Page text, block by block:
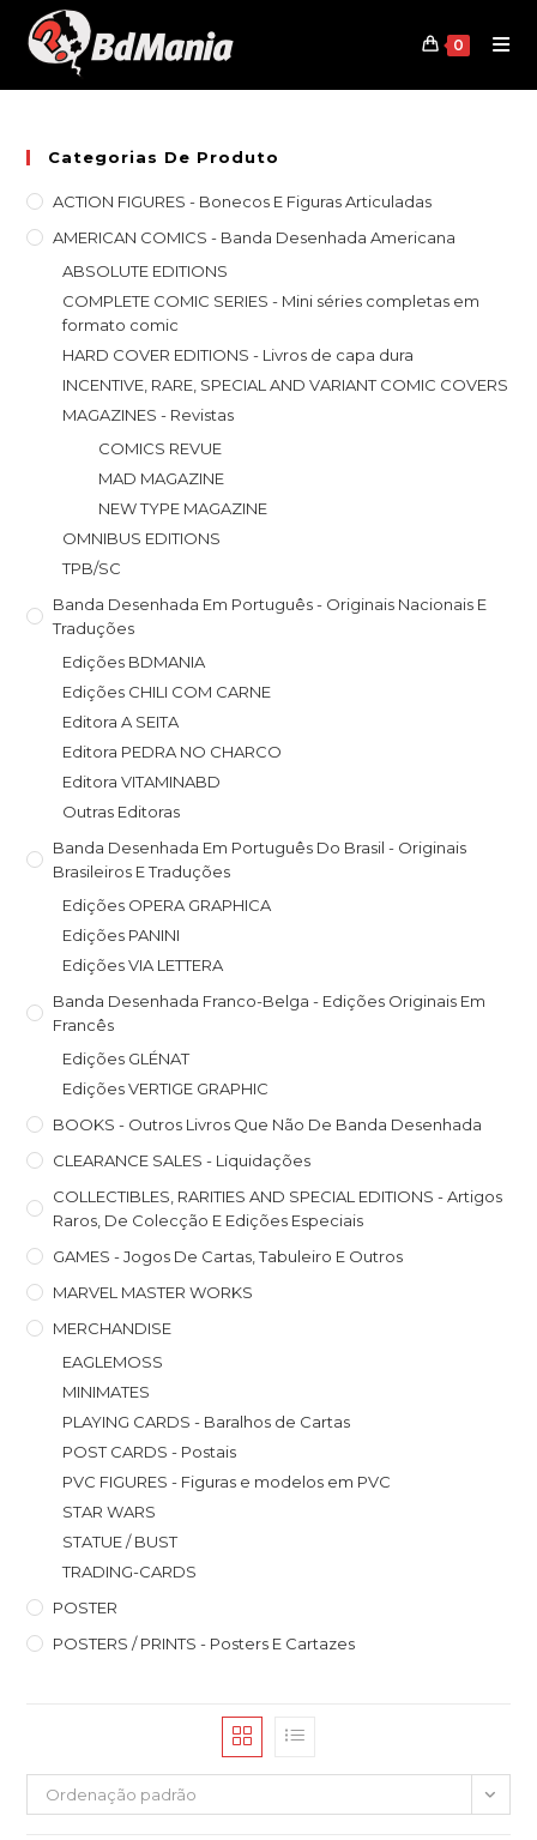
content
0
Categorias De Produto
ACTION FIGURES - Bonecos E Figuras Articuladas
AMERICAN COMICS - Banda Desenhada Americana
ABSOLUTE EDITIONS
COMPLETE COMIC SERIES - Mini séries completas em
formato comic
HARD COVER EDITIONS - Livros de capa dura
INCENTIVE, RARE, SPECIAL AND VARIANT COMIC COVERS
MAGAZINES - Revistas
COMICS REVUE
MAD MAGAZINE
NEW TYPE MAGAZINE
OMNIBUS EDITIONS
TPB/SC
Banda Desenhada Em Português - Originais Nacionais E
Traduções
Edições BDMANIA
Edições CHILI COM CARNE
Editora A SEITA
Editora PEDRA NO CHARCO
Editora VITAMINABD
Outras Editoras
Banda Desenhada Em Português Do Brasil - Originais
Brasileiros E Traduções
Edições OPERA GRAPHICA
Edições PANINI
Edições VIA LETTERA
Banda Desenhada Franco-Belga - Edições Originais Em
Francês
Edições GLÉNAT
Edições VERTIGE GRAPHIC
BOOKS - Outros Livros Que Não De Banda Desenhada
CLEARANCE SALES - Liquidações
COLLECTIBLES, RARITIES AND SPECIAL EDITIONS - Artigos
Raros, De Colecção E Edições Especiais
GAMES - Jogos De Cartas, Tabuleiro E Outros
MARVEL MASTER WORKS
MERCHANDISE
EAGLEMOSS
MINIMATES
PLAYING CARDS - Baralhos de Cartas
POST CARDS - Postais
PVC FIGURES - Figuras e modelos em PVC
STAR WARS
STATUE / BUST
TRADING-CARDS
POSTER
POSTERS / PRINTS - Posters E Cartazes
Ordenação padrão